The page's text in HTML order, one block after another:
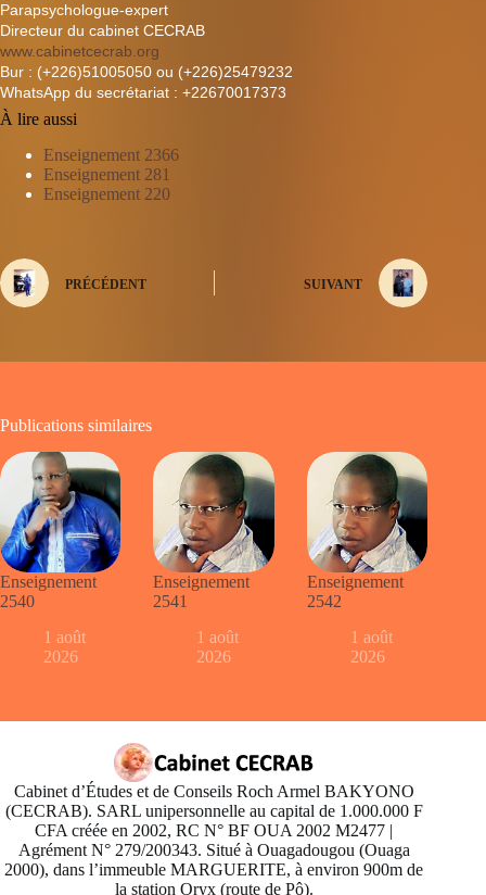
Parapsychologue-expert
Directeur du cabinet CECRAB
www.cabinetcecrab.org
Bur : (+226)51005050 ou (+226)25479232
WhatsApp du secrétariat : +22670017373
À lire aussi
Enseignement 2366
Enseignement 281
Enseignement 220
PRÉCÉDENT SUIVANT
Publications similaires
Enseignement
2540
1 août
2026
Enseignement
2541
1 août
2026
Enseignement
2542
1 août
2026
Cabinet d’Études et de Conseils Roch Armel BAKYONO
(CECRAB). SARL unipersonnelle au capital de 1.000.000 F
CFA créée en 2002, RC N° BF OUA 2002 M2477 |
Agrément N° 279/200343. Situé à Ouagadougou (Ouaga
2000), dans l’immeuble MARGUERITE, à environ 900m de
la station Oryx (route de Pô).